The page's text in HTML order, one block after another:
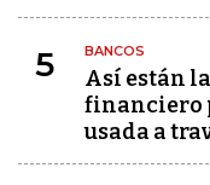
5 BANCOS
Así están
financiero
usada a